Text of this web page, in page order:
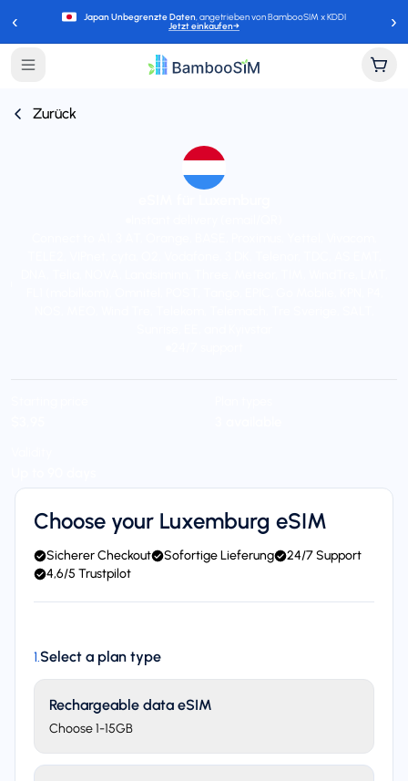
‹ Japan Unbegrenzte Daten, angetrieben von BambooSIM x KDDI
Jetzt einkaufen→ ›
Zurück
Choose your Luxemburg eSIM
Sicherer Checkout Sofortige Lieferung
24/7 Support
4,6/5 Trustpilot
1.Select a plan type
Rechargeable data eSIM
Choose 1-15GB